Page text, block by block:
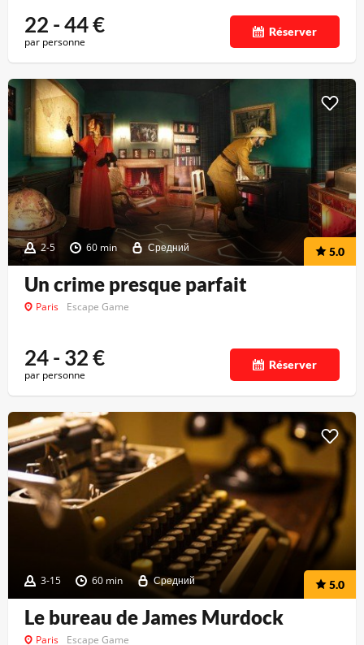
22 - 44€
par personne
Réserver
2-5 60 min Средний 5.0
Un crime presque parfait
Paris Escape Game
24 - 32€
par personne
Réserver
3-15 60 min Средний 5.0
Le bureau de James Murdock
Paris Escape Game